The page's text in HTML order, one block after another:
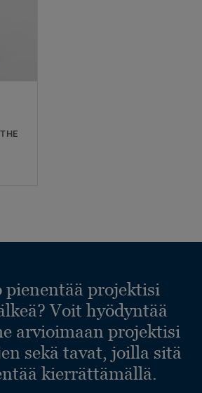
pienentää projektisi
Voit hyödyntää
arvioimaan projektisi
sekä tavat, joilla sitä
kierrättämällä.